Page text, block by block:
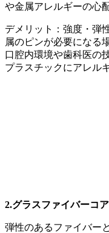
や金属アレルギーの心
デメリット：強度・弾
属のピンが必要になる
口腔内環境や歯科医の
プラスチックにアレル
2.グラスファイバーコア
弾性のあるファイバー